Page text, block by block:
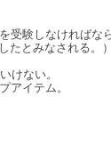
受験しなければな
とみなされる。）
けない。
アイテム。